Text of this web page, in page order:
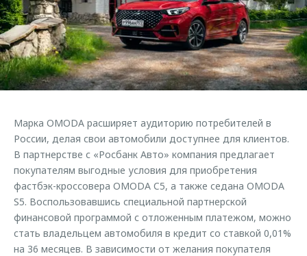
Страхование
Кредитный калькулятор
Аксессуары
Одежда и сувениры
Запчасти
Трейд-ин
Калькулятор трейд-ин
Клиентская поддержка
O&J Автоклуб
Клуб владельцев OMODA
Приложение O&J
Одежда и сувениры
Оригинальные аксессуары
Запчасти
Обратная связь
Марка OMODA расширяет аудиторию потребителей в
России, делая свои автомобили доступнее для клиентов.
В партнерстве с «Росбанк Авто» компания предлагает
покупателям выгодные условия для приобретения
фастбэк-кроссовера OMODA C5, а также седана OMODA
S5. Воспользовавшись специальной партнерской
финансовой программой с отложенным платежом, можно
стать владельцем автомобиля в кредит со ставкой 0,01%
на 36 месяцев. В зависимости от желания покупателя